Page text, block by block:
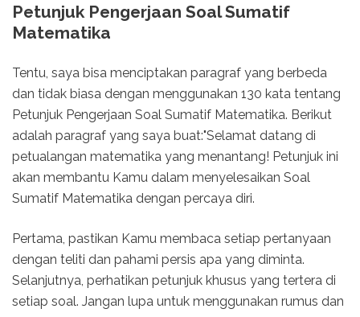
Petunjuk Pengerjaan Soal Sumatif
Matematika
Tentu, saya bisa menciptakan paragraf yang berbeda
dan tidak biasa dengan menggunakan 130 kata tentang
Petunjuk Pengerjaan Soal Sumatif Matematika. Berikut
adalah paragraf yang saya buat:"Selamat datang di
petualangan matematika yang menantang! Petunjuk ini
akan membantu Kamu dalam menyelesaikan Soal
Sumatif Matematika dengan percaya diri.
Pertama, pastikan Kamu membaca setiap pertanyaan
dengan teliti dan pahami persis apa yang diminta.
Selanjutnya, perhatikan petunjuk khusus yang tertera di
setiap soal. Jangan lupa untuk menggunakan rumus dan